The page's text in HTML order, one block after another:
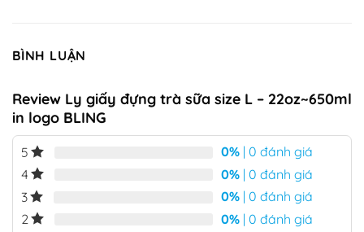
BÌNH LUẬN
Review Ly giấy đựng trà sữa size L – 22oz~650ml
in logo BLING
5 0% | 0 đánh giá
4
0% | 0 đánh giá
3
0% | 0 đánh giá
2
0% | 0 đánh giá